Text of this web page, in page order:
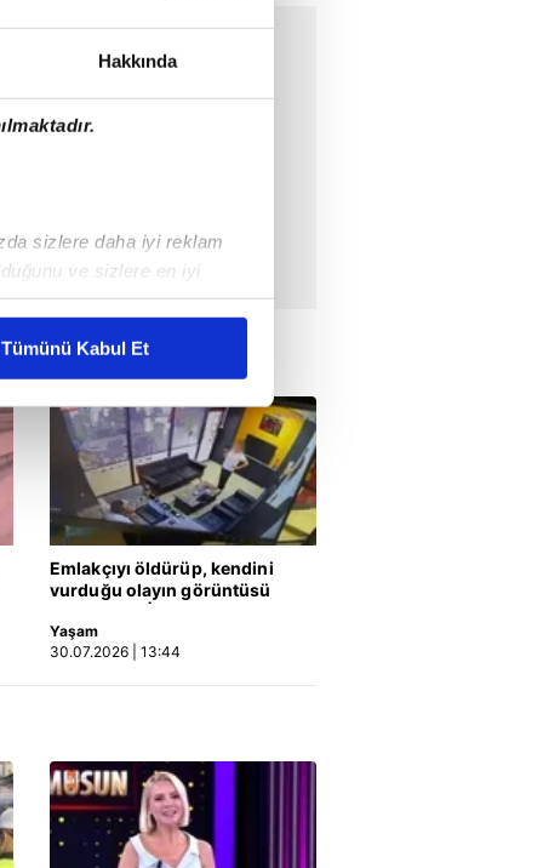
Hakkında
sizlere daha iyi reklam
ve sizlere en iyi
karşılamak
kullanılmaktadır. Bu
sunulması
ve sizlere yönelik
detaylı bilgi için Ayarlar
Tümünü Kabul Et
Emlakçıyı öldürüp, kendini
vurduğu olayın görüntüsü
Yaşam
30.07.2026 | 13:44